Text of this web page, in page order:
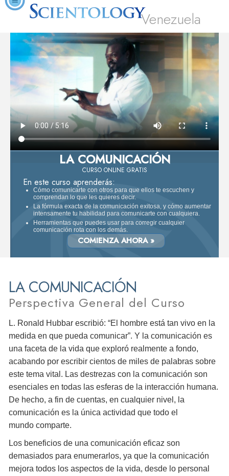
Venezuela
LA COMUNICACIÓN
CURSO ONLINE GRATIS
En este curso aprenderás:
Cómo comunicarte con otros para que ellos te escuchen y
comprendan lo que les quieres decir.
La fórmula exacta de la comunicación exitosa, y cómo aumentar
intensamente tu habilidad para comunicarte con cualquiera.
Herramientas que puedes usar para corregir cualquier
comunicación rota con los demás.
COMIENZA AHORA »
LA COMUNICACIÓN
Perspectiva General del Curso
L. Ronald Hubbar escribió: “El hombre está tan vivo en la
medida en que pueda comunicar”. Y la comunicación es
una faceta de la vida que exploró realmente a fondo,
acabando por escribir cientos de miles de palabras sobre
este tema vital. Las destrezas con la comunicación son
esenciales en todas las esferas de la interacción humana.
De hecho, a fin de cuentas, en cualquier nivel, la
comunicación es la única actividad que todo el
mundo comparte.
Los beneficios de una comunicación eficaz son
demasiados para enumerarlos, ya que la comunicación
mejora todos los aspectos de la vida, desde lo personal